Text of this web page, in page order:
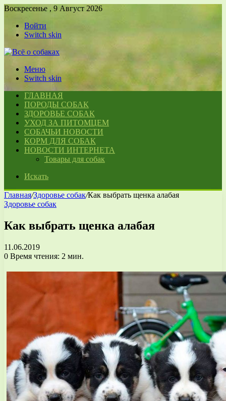
Воскресенье , 9 Август 2026
Войти
Switch skin
Меню
Switch skin
ГЛАВНАЯ
ПОРОДЫ СОБАК
ЗДОРОВЬЕ СОБАК
УХОД ЗА ПИТОМЦЕМ
СОБАЧЬИ НОВОСТИ
КОРМ ДЛЯ СОБАК
НОВОСТИ ИНТЕРНЕТА
Товары для собак
Искать
Главная/Здоровье собак/Как выбрать щенка алабая
Здоровье собак
Как выбрать щенка алабая
11.06.2019
0 Время чтения: 2 мин.